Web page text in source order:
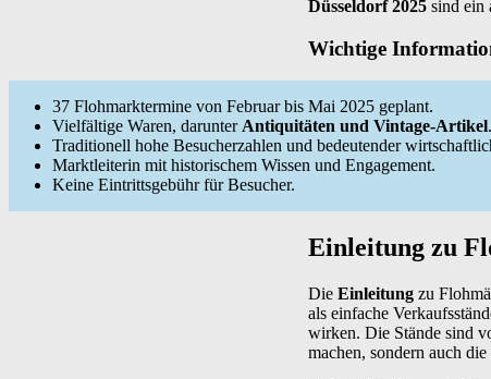
Düsseldorf 2025 sind ein
Wichtige
37 Flohmarktermine von Februar bis Mai 2025 geplant.
Vielfältige Waren, darunter Antiquitäten und Vintage-Artikel.
Traditionell hohe Besucherzahlen und bedeutender
Marktleiterin mit historischem Wissen und Engagement.
Keine Eintrittsgebühr für Besucher.
Einleitung zu
Die Einleitung zu
als einfache
wirken. Die Stände sind
machen, sondern auch